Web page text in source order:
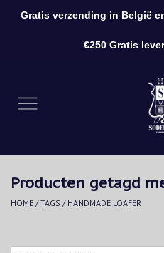
Kleding
Accessoires
Producten getagd
HOME /TAGS / HANDMADE LOAFER
Gratis verzending in België
€250 Gratis